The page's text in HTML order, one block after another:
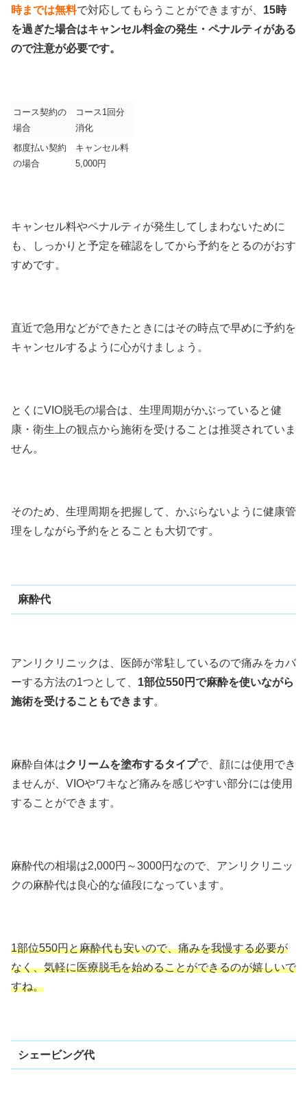
時までは無料で対応してもらうことができますが、 15時
を過ぎた場合はキャンセル料金の発生・ペナルティがある
ので注意が必要です。
コース契約の
場合
コース1回分
消化
都度払い契約
の場合
キャンセル料
5,000円
キャンセル料やペナルティが発生してしまわないために
も、しっかりと予定を確認をしてから予約をとるのがおす
すめです。
直近で急用などができたときにはその時点で早めに予約を
キャンセルするように心がけましょう。
とくにVIO脱毛の場合は、生理周期がかぶっていると健
康・衛生上の観点から施術を受けることは推奨されていま
せん。
そのため、生理周期を把握して、かぶらないように健康管
理をしながら予約をとることも大切です。
麻酔代
アンリクリニックは、医師が常駐しているので痛みをカバ
ーする方法の1つとして、 1部位550円で麻酔を使いながら
施術を受けることもできます。
麻酔自体はクリームを塗布するタイプで、顔には使用でき
ませんが、VIOやワキなど痛みを感じやすい部分には使用
することができます。
麻酔代の相場は2,000円～3000円なので、アンリクリニッ
クの麻酔代は良心的な値段になっています。
1部位550円と麻酔代も安いので、痛みを我慢する必要が
なく、気軽に医療脱毛を始めることができるのが嬉しいで
すね。
シェービング代